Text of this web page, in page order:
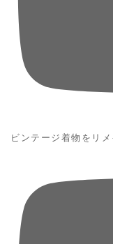
ビンテージ着物をリ